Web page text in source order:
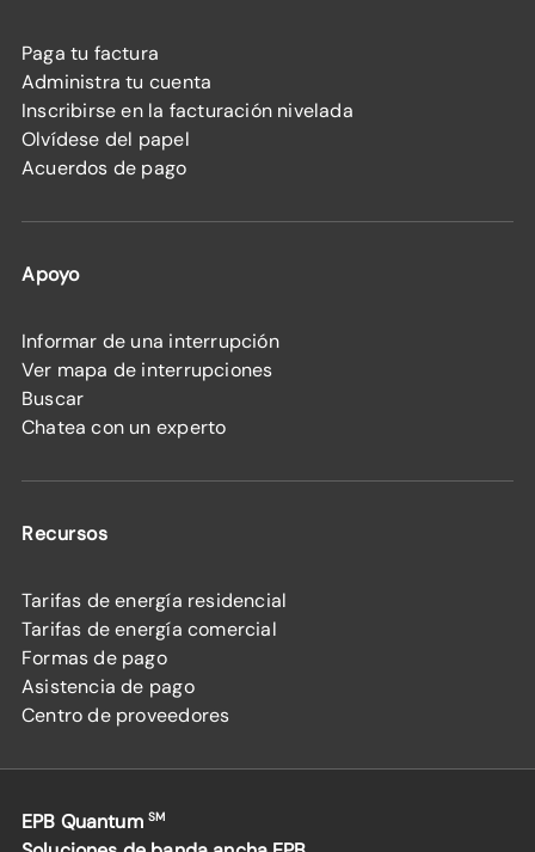
Paga tu factura
Administra tu cuenta
Inscribirse en la facturación nivelada
Olvídese del papel
Acuerdos de pago
Apoyo
Informar de una interrupción
Ver mapa de interrupciones
Buscar
Chatea con un experto
Recursos
Tarifas de energía residencial
Tarifas de energía comercial
Formas de pago
Asistencia de pago
Centro de proveedores
EPB Quantum SM